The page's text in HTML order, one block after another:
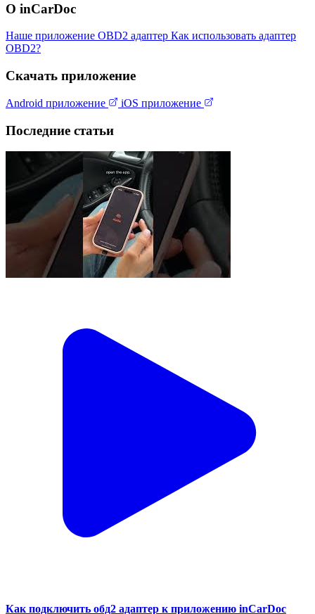
О inCarDoc
Наше приложение OBD2 адаптер Как использовать адаптер
OBD2?
Скачать приложение
Android приложение iOS приложение
Последние статьи
Как подключить обд2 адаптер к приложению inCarDoc